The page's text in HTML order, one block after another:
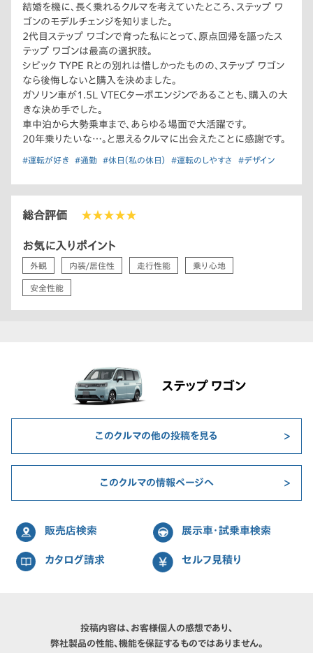
結婚を機に、長く乗れるクルマを考えていたところ、ステップ ワ
ゴンのモデルチェンジを知りました。
2代目ステップ ワゴンで育った私にとって、原点回帰を謳ったス
テップ ワゴンは最高の選択肢。
シビック TYPE Rとの別れは惜しかったものの、ステップ ワゴン
なら後悔しないと購入を決めました。
ガソリン車が1.5L VTECターボエンジンであることも、購入の大
きな決め手でした。
車中泊から大勢乗車まで、あらゆる場面で大活躍です。
20年乗りたいな…。と思えるクルマに出会えたことに感謝です。
#運転が好き #通勤 #休日（私の休日） #運転のしやすさ #デザイン
総合評価 ★★★★★
お気に入りポイント
外観 内装/居住性 走行性能 乗り心地
安全性能
ステップ ワゴン
このクルマの他の投稿を見る
このクルマの情報ページへ
販売店検索 展示車・試乗車検索
カタログ請求 セルフ見積り
投稿内容は、お客様個人の感想であり、
弊社製品の性能、機能を保証するものではありません。